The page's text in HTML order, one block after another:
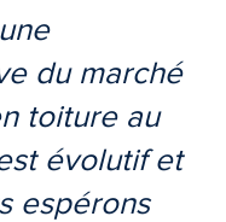
du marché
toiture au
évolutif et
espérons